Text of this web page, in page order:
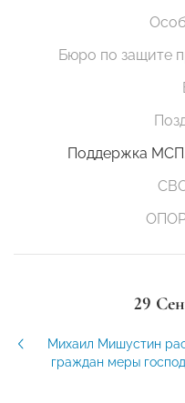
Бюро по защите
Поддержка
29
Михаил Мишустин
граждан меры